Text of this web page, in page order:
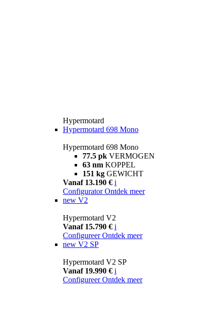
Hypermotard
Hypermotard 698 Mono
Hypermotard 698 Mono
77.5 pk VERMOGEN
63 nm KOPPEL
151 kg GEWICHT
Vanaf 13.190 € i
Configurator Ontdek meer
new V2
Hypermotard V2
Vanaf 15.790 € i
Configureer Ontdek meer
new V2 SP
Hypermotard V2 SP
Vanaf 19.990 € i
Configureer Ontdek meer